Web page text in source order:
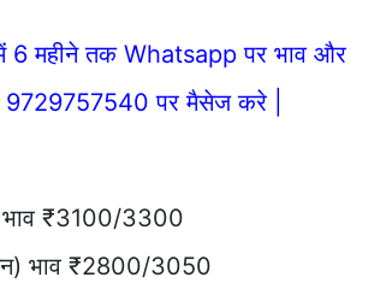
6 महीने तक Whatsapp पर भाव और
9729757540 पर मैसेज करे |
भाव ₹3100/3300
भाव ₹2800/3050